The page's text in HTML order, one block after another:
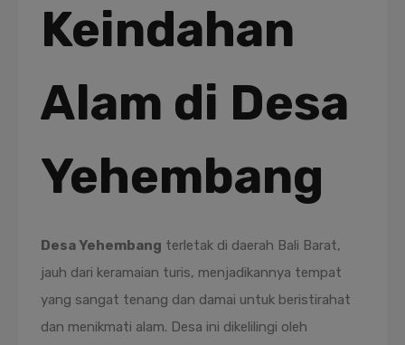
Keindahan
Alam di Desa
Yehembang
Desa Yehembang terletak di daerah Bali Barat,
jauh dari keramaian turis, menjadikannya tempat
yang sangat tenang dan damai untuk beristirahat
dan menikmati alam. Desa ini dikelilingi oleh